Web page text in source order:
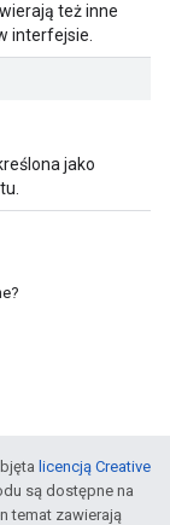
też inne
interfejsie.
jako
licencją Creative
są dostępne na
temat zawierają